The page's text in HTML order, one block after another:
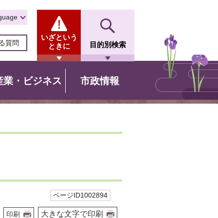
質問
いざという
ときに
目的別検索
業・ビジネス 市政情報
ページID1002894
印刷 大きな文字で印刷